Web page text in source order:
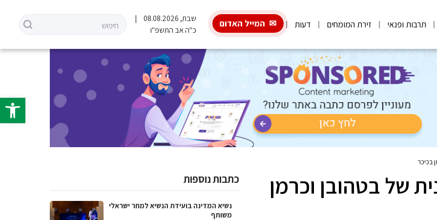
פתח
תרבות ופנאי זירת המומחים דעות המייל האדום
שבת, 08.08.2026
כ"ה אב התשפ"ו
בכיכר
של בטהובן וכרמן
כתבות נוספות
נשיא המדינה בועידת הנשיא למחר ישראלי
משותף